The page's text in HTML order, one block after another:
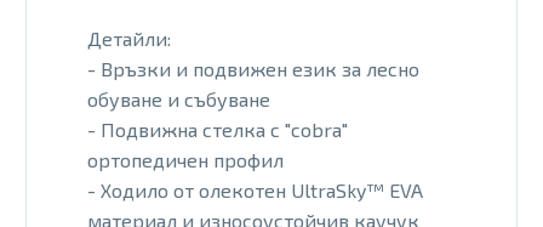
Детайли:
- Връзки и подвижен език за лесно
обуване и събуване
- Подвижна стелка с "cobra"
ортопедичен профил
- Ходило от олекотен UltraSky™ EVA
материал и износоустойчив каучук